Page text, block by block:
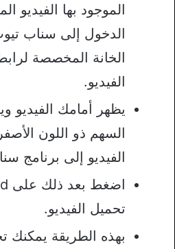
الموجود بها الفيديو
الدخول إلى سناب
الخانة المخصصة
الفيديو.
يظهر أمامك
السهم ذو اللون
الفيديو إلى برنامج
تحميل الفيديو.
بهذه الطريقة يمكنك